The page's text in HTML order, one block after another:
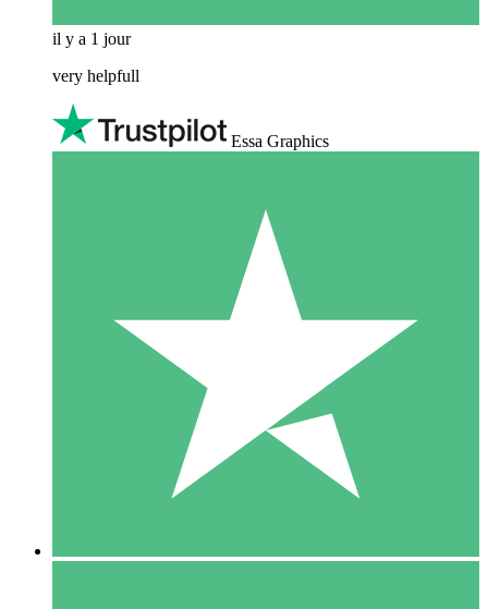
il y a 1 jour
very helpfull
Essa Graphics